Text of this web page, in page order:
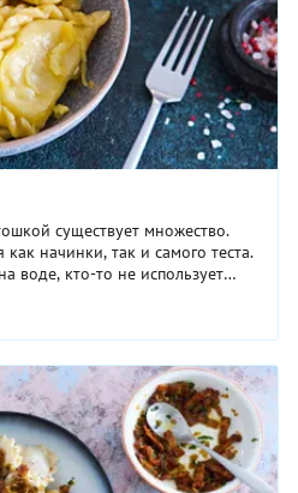
существует множество.
начинки, так и самого теста.
воде, кто-то не использует
и соль, и сахар. С начинкой
иногда дополняется
На вкус и цвет, как
же представлена
вареников, в состав которых
и жареный лук. Ну а тесто мы
с добавлением яиц — просто
вкуснее и нежнее.